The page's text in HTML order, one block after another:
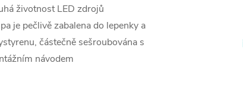
životnost LED zdrojů
je pečlivě zabalena do lepenky a
částečně sešroubována s
návodem